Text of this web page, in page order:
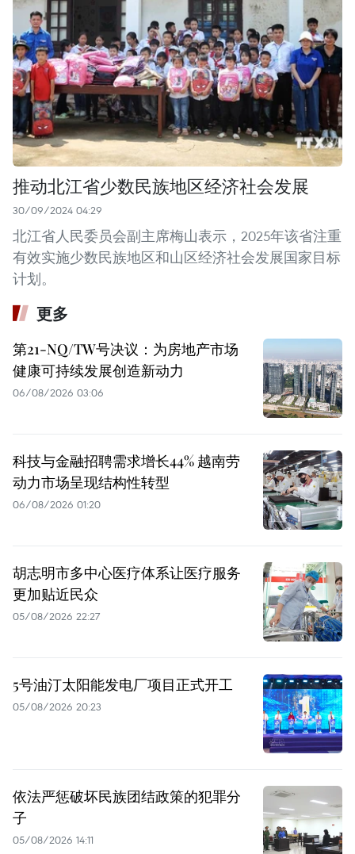
推动北江省少数民族地区经济社会发展
30/09/2024 04:29
北江省人民委员会副主席梅山表示，2025年该省注重
有效实施少数民族地区和山区经济社会发展国家目标
计划。
更多
第21-NQ/TW号决议：为房地产市场
健康可持续发展创造新动力
06/08/2026 03:06
科技与金融招聘需求增长44% 越南劳
动力市场呈现结构性转型
06/08/2026 01:20
胡志明市多中心医疗体系让医疗服务
更加贴近民众
05/08/2026 22:27
5号油汀太阳能发电厂项目正式开工
05/08/2026 20:23
依法严惩破坏民族团结政策的犯罪分
子
05/08/2026 14:11